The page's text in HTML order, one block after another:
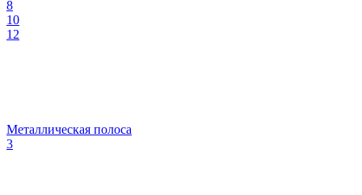
8
10
12
Металлическая полоса
3